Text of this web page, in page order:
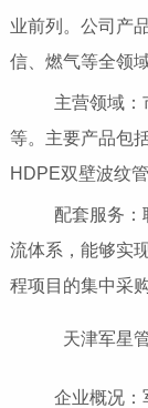
业前列。公司产
信、燃气等全领
主营领域：市
等。主要产品包
HDPE双壁波纹管
配套服务：联
流体系，能够实
程项目的集中采
天津军星
企业概况：军